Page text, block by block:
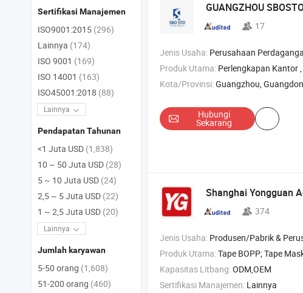
GUANGZHOU
17
Jenis Usaha: Perusahaan
Produk Utama: Perlengkapan Kantor , Peralatan Kantor , Kertas , Produk Kertas ,
Kota/Provinsi:Guangzhou,
Hubungi
Sekarang
Shanghai Yongguan
374
Jenis Usaha: Produsen/Pabrik & Perusahaan
Produk Utama:Tape BOPP; Tape Masking; Tape Duct Kain; Tape PVC; Tape Kraft; Tape Label Perekat Sendiri; Vinyl Perekat Sendiri; Vinyl Pembungkus Mobil; TPU PPF Berwarna; Film
Kapasitas Litbang:ODM,OEM
Sertifikasi Manajemen: Lainnya
Sertifikasi Manajemen
ISO9001:2015 (296)
Lainnya (174)
ISO 9001 (169)
ISO 14001 (163)
ISO45001:2018 (88)
Lainnya
Pendapatan Tahunan
<1 Juta USD (1,838)
10 ~ 50 Juta USD (28)
5 ~ 10 Juta USD (24)
2,5 ~ 5 Juta USD (22)
1 ~ 2,5 Juta USD (20)
Lainnya
Jumlah karyawan
5-50 orang (1,608)
51-200 orang (460)